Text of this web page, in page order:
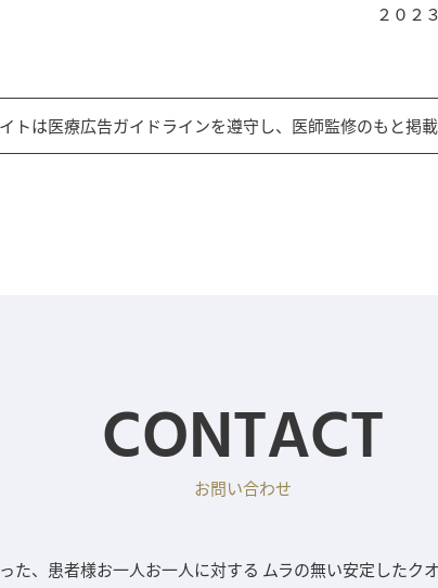
２０２
トは医療広告ガイドラインを遵守し、医師監修のもと掲
CONTACT
お問い合わせ
た、患者様お一人お一人に対する ムラの無い安定したク